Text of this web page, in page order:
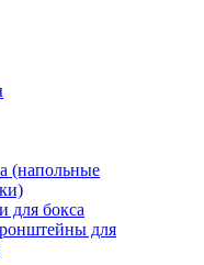
(напольные
для бокса
для